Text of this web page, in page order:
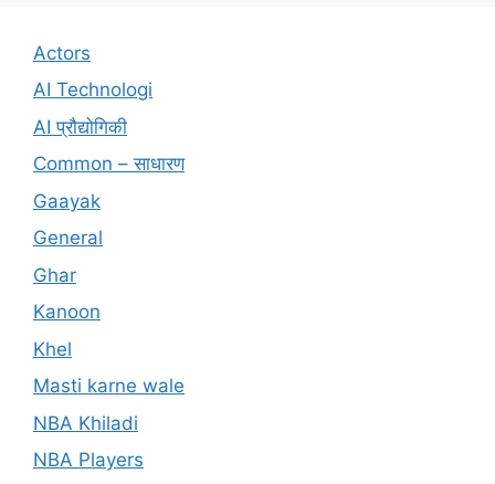
Actors
AI Technologi
AI प्रौद्योगिकी
Common – साधारण
Gaayak
General
Ghar
Kanoon
Khel
Masti karne wale
NBA Khiladi
NBA Players